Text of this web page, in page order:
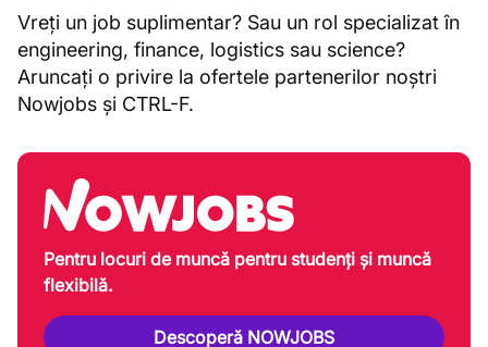
Vreți un job suplimentar? Sau un rol specializat în
engineering, finance, logistics sau science?
Aruncați o privire la ofertele partenerilor noștri
Nowjobs și CTRL-F.
Pentru locuri de muncă pentru studenți și muncă
flexibilă.
Descoperă NOWJOBS